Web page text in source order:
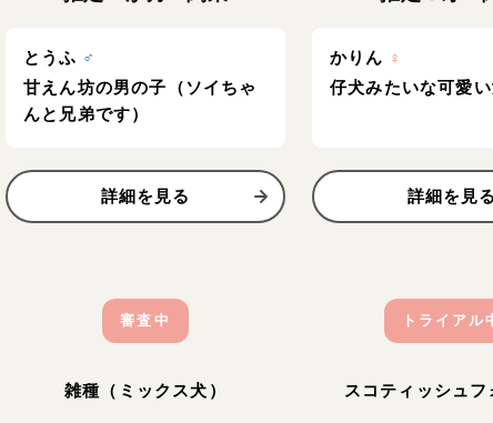
とうふ ♂
甘えん坊の男の子（ソイちゃ
んと兄弟です）
詳細を見る
かりん ♀
仔犬みたいな可愛
詳細を見る
審査中
雑種（ミックス犬）
トライアル
スコティッシュフ